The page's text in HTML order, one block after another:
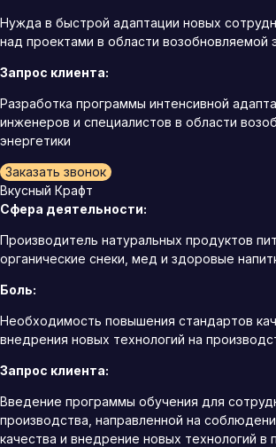
Нужда в быстрой адаптации новых
над проектами в области возобновляемой
Запрос клиента:
Разработка программы интенсивной
инженеров и специалистов в области
энергетики
Заказать звонок
Вкусный Крафт
Сфера деятельности:
Производитель натуральных продуктов
органические снеки, мед и здоровые
Боль:
Необходимость повышения стандартов
внедрения новых технологий на
Запрос клиента:
Введение программы обучения для
производства, направленной на
качества и внедрение новых технологий в